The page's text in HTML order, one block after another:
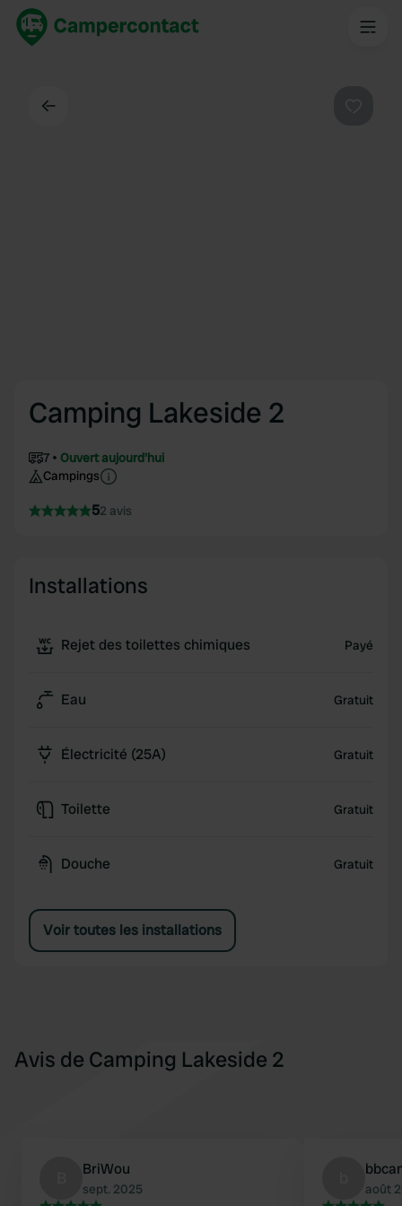
Camping Lakeside 2
7
Ouvert aujourd'hui
Campings
52 avis
Installations
Rejet des toilettes chimiques Payé
Eau Gratuit
Électricité (25A) Gratuit
Toilette Gratuit
Douche Gratuit
Voir toutes les installations
Avis de Camping Lakeside 2
BriWou
sept. 2025 août